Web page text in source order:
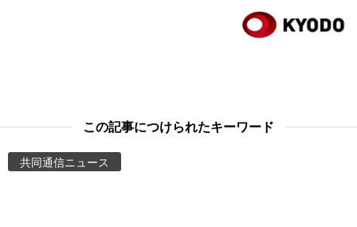
People
この記事につけられたキーワード
共同通信ニュース